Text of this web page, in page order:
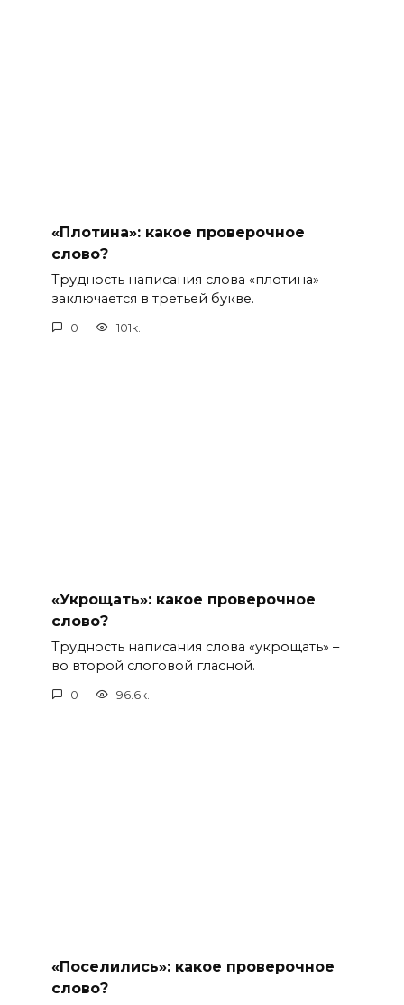
«Плотина»: какое проверочное
слово?
Трудность написания слова «плотина»
заключается в третьей букве.
0 101к.
«Укрощать»: какое проверочное
слово?
Трудность написания слова «укрощать» –
во второй слоговой гласной.
0 96.6к.
«Поселились»: какое проверочное
слово?